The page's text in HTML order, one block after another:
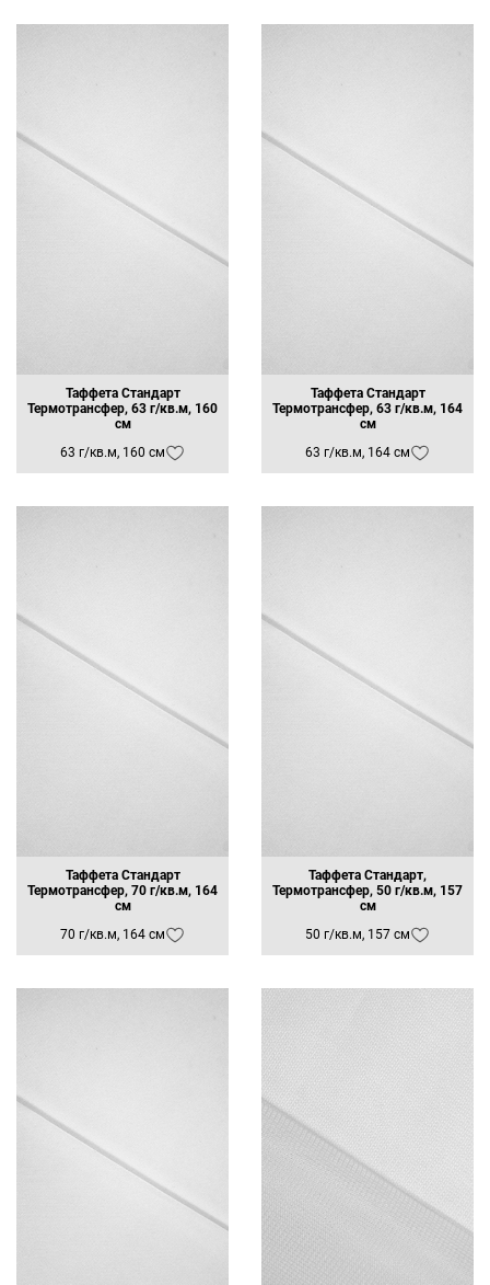
Таффета Стандарт
Термотрансфер, 63 г/кв.м, 160
см
63 г/кв.м, 160 см
Таффета Стандарт
Термотрансфер, 63 г/кв.м, 164
см
63 г/кв.м, 164 см
Таффета Стандарт
Термотрансфер, 70 г/кв.м, 164
см
70 г/кв.м, 164 см
Таффета Стандарт,
Термотрансфер, 50 г/кв.м, 157
см
50 г/кв.м, 157 см